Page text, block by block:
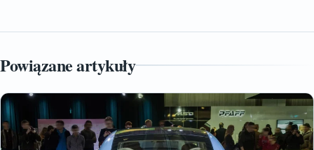
Powiązane artykuły